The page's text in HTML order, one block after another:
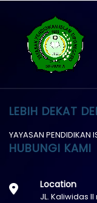
LEBIH DEKAT
YAYASAN PENDIDIKAN
HUBUNGI KAMI
Location
JL. Kaliwidas